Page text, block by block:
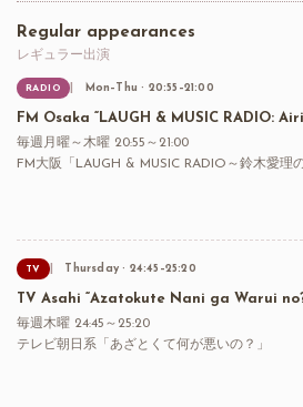
Regular appearances
レギュラー出演
RADIO Mon–Thu · 20:55–21:00
FM Osaka “LAUGH & MUSIC RADIO:
毎週月曜～木曜 20:55～21:00
FM大阪「LAUGH & MUSIC RADIO～鈴木愛理
TV Thursday · 24:45–25:20
TV Asahi “Azatokute Nani ga Warui
毎週木曜 24:45～25:20
テレビ朝日系「あざとくて何が悪いの？」